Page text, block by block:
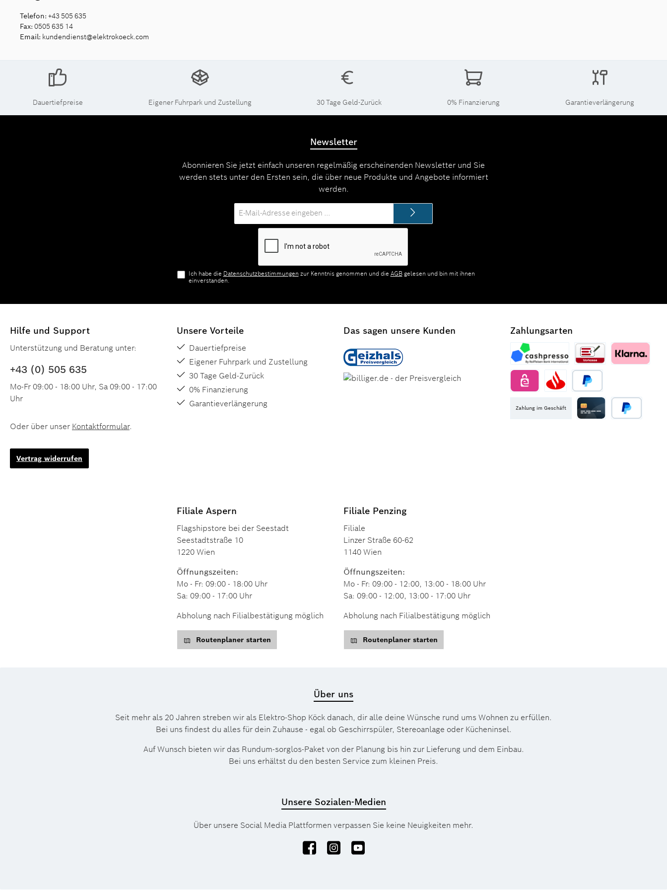
Telefon: +43 505 635
Fax: 0505 635 14
Email: kundendienst@elektrokoeck.com
Dauertiefpreise Eigener Fuhrpark und Zustellung 30 Tage Geld-Zurück 0% Finanzierung Garantieverlängerung
Newsletter
Abonnieren Sie jetzt einfach unseren regelmäßig erscheinenden Newsletter und Sie
werden stets unter den Ersten sein, die über neue Produkte und Angebote informiert
werden.
Mail-
Adresse*
Ich habe die Datenschutzbestimmungen zur Kenntnis genommen und die AGBgelesen und bin mit ihnen
einverstanden.
Hilfe und Support
Unterstützung und Beratung unter:
+43 (0) 505 635
Mo-Fr 09:00 - 18:00 Uhr, Sa 09:00 - 17:00
Uhr
Oder über unser Kontaktformular.
Vertrag widerrufen
Unsere Vorteile
Dauertiefpreise
Eigener Fuhrpark und Zustellung
30 Tage Geld-Zurück
0% Finanzierung
Garantieverlängerung
Das sagen unsere Kunden Zahlungsarten
Zahlung im Geschäft
Filiale Aspern
Flagshipstore bei der Seestadt
Seestadtstraße 10
1220 Wien
Öffnungszeiten:
Mo - Fr: 09:00 - 18:00 Uhr
Sa: 09:00 - 17:00 Uhr
Abholung nach Filialbestätigung möglich
Routenplaner starten
Filiale Penzing
Filiale
Linzer Straße 60-62
1140 Wien
Öffnungszeiten:
Mo - Fr: 09:00 - 12:00, 13:00 - 18:00 Uhr
Sa: 09:00 - 12:00, 13:00 - 17:00 Uhr
Abholung nach Filialbestätigung möglich
Routenplaner starten
Über uns
Seit mehr als 20 Jahren streben wir als Elektro-Shop Köck danach, dir alle deine Wünsche rund ums Wohnen zu erfüllen.
Bei uns findest du alles für dein Zuhause - egal ob Geschirrspüler, Stereoanlage oder Kücheninsel.
Auf Wunsch bieten wir das Rund­um-sorg­los-Pa­ket von der Planung bis hin zur Lieferung und dem Einbau.
Bei uns erhältst du den besten Service zum kleinen Preis.
Unsere Sozialen-Medien
Über unsere Social Media Plattformen verpassen Sie keine Neuigkeiten mehr.
FacebookInstagramYouTube